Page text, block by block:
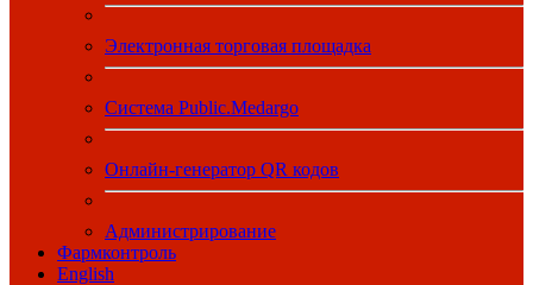
Электронная торговая площадка
Система Public.Medargo
Онлайн-генератор QR кодов
Администрирование
Фармконтроль
English